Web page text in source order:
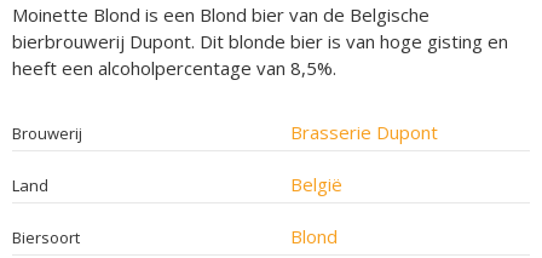
Moinette Blond is een Blond bier van de Belgische
bierbrouwerij Dupont. Dit blonde bier is van hoge gisting en
heeft een alcoholpercentage van 8,5%.
Brouwerij Brasserie Dupont
Land België
Biersoort Blond